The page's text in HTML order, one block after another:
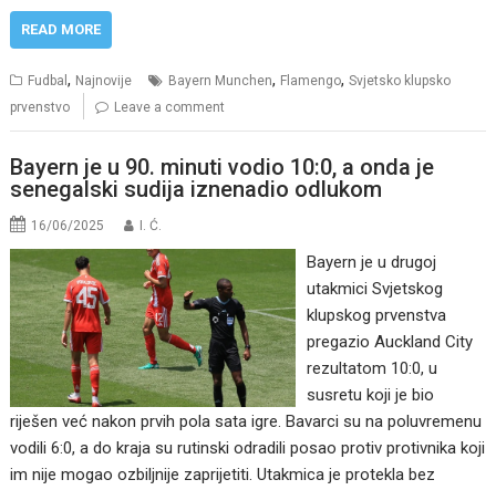
READ MORE
Fudbal, Najnovije Bayern Munchen, Flamengo,Svjetsko klupsko
prvenstvo
Leave a comment
Bayern je u 90. minuti vodio 10:0, a onda je
senegalski sudija iznenadio odlukom
16/06/2025 I. Ć.
Bayern je u drugoj
utakmici Svjetskog
klupskog prvenstva
pregazio Auckland City
rezultatom 10:0, u
susretu koji je bio
riješen već nakon prvih pola sata igre. Bavarci su na poluvremenu
vodili 6:0, a do kraja su rutinski odradili posao protiv protivnika koji
im nije mogao ozbiljnije zaprijetiti. Utakmica je protekla bez